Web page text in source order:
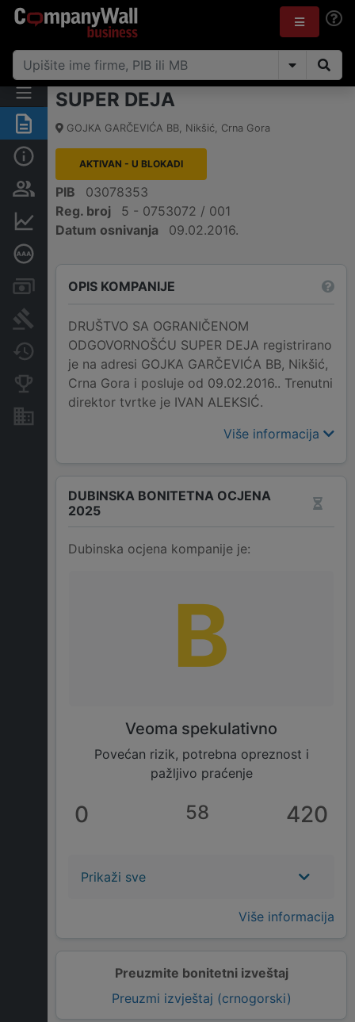
Sažetak
Osobe i vlasništvo
Finansijski podaci
Računi i blokade
Arhiva sudskih objava
Promjene
Konkurentne kompanije
SUPER DEJA
GOJKA GARČEVIĆA BB, Nikšić, Crna Gora
AKTIVAN - U BLOKADI
PIB
03078353
Reg. broj
5 - 0753072 / 001
Datum osnivanja
09.02.2016.
OPIS KOMPANIJE
DRUŠTVO SA OGRANIČENOM
ODGOVORNOŠĆU SUPER DEJA registrirano
je na adresi GOJKA GARČEVIĆA BB, Nikšić,
Crna Gora i posluje od 09.02.2016.. Trenutni
direktor tvrtke je IVAN ALEKSIĆ.
Više informacija
Preuzmite bonitetni izveštaj
Preuzmi izvještaj (crnogorski)
DUBINSKA BONITETNA OCJENA
2025
Dubinska ocjena kompanije je:
B
Veoma spekulativno
Povećan rizik, potrebna opreznost i
pažljivo praćenje
0 58 420
Prikaži sve
Više informacija